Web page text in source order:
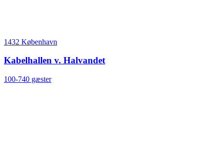
1432 København
Kabelhallen v. Halvandet
100-740 gæster